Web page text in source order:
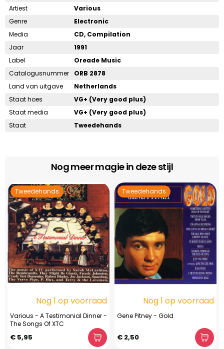
Artiest
Various
Genre
Electronic
Media
CD, Compilation
Jaar
1991
Label
Oreade Music
Catalogusnummer
ORB 2878
Land van uitgave
Netherlands
Staat hoes
VG+ (Very good plus)
Staat media
VG+ (Very good plus)
Staat
Tweedehands
Nog meer magie in deze stijl
Tweedehands
Nog 1 op voorraad
Various - A Testimonial Dinner -
The Songs Of XTC
€ 5,95
Tweedehands
Nog 1 op voorraad
Gene Pitney - Gold
€ 2,50